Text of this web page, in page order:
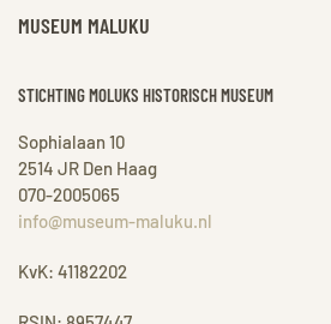
MUSEUM MALUKU
STICHTING MOLUKS HISTORISCH MUSEUM
Sophialaan 10
2514 JR Den Haag
070-2005065
info@museum-maluku.nl
KvK: 41182202